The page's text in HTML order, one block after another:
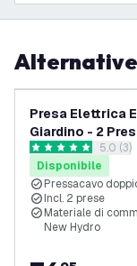
Alternative
Presa Elettrica
Giardino - 2
Pressacavo -
apri il
5 stelle di valutazione
5.0 (3)
Disponibile
Pressacavo
Incl. 2 prese
Materiale di
New Hydro